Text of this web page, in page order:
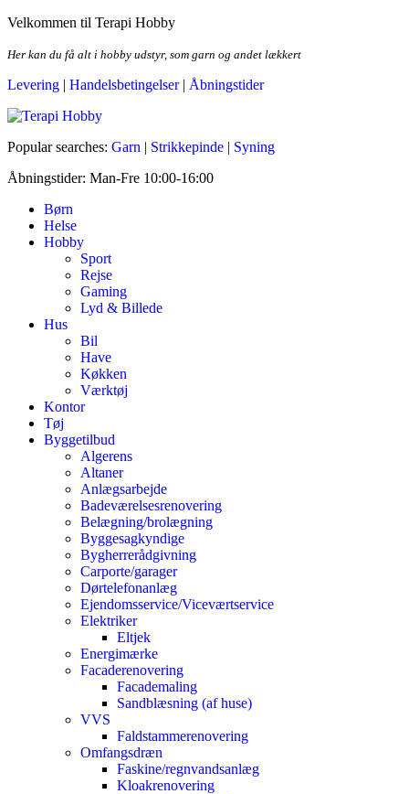
Skip
the
Velkommen til Terapi Hobby
Her kan du få alt i hobby udstyr, som garn og andet lækkert
Levering | Handelsbetingelser| Åbningstider
Terapi Hobby
Popular searches: Garn | Strikkepinde | Syning
Åbningstider: Man-Fre 10:00-16:00
Børn
Helse
Hobby
Sport
Rejse
Gaming
Lyd & Billede
Hus
Bil
Have
Køkken
Værktøj
Kontor
Tøj
Byggetilbud
Algerens
Altaner
Anlægsarbejde
Badeværelsesrenovering
Belægning/brolægning
Byggesagkyndige
Bygherrerådgivning
Carporte/garager
Dørtelefonanlæg
Ejendomsservice/Viceværtservice
Elektriker
Eltjek
Energimærke
Facaderenovering
Facademaling
Sandblæsning (af huse)
VVS
Faldstammerenovering
Omfangsdræn
Faskine/regnvandsanlæg
Kloakrenovering